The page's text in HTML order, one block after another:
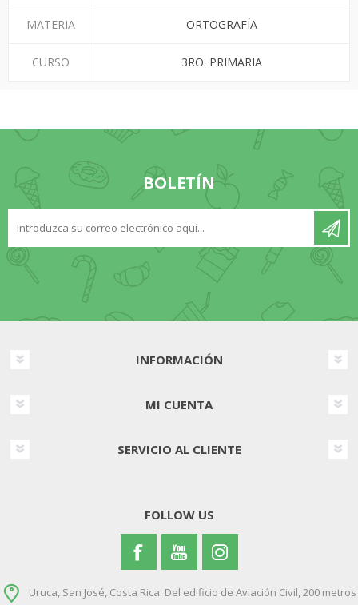
MATERIA ORTOGRAFÍA
CURSO 3RO. PRIMARIA
BOLETÍN
INFORMACIÓN
MI CUENTA
SERVICIO AL CLIENTE
FOLLOW US
Uruca, San José, Costa Rica. Del edificio de Aviación Civil, 200 metros